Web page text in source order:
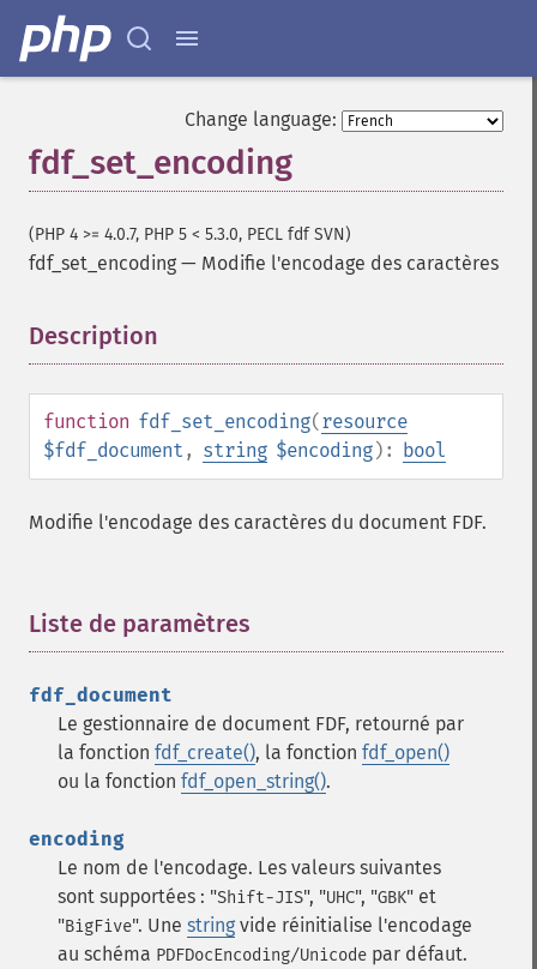
Change language:
fdf_set_encoding
(PHP 4 >= 4.0.7, PHP 5 < 5.3.0, PECL fdf SVN)
fdf_set_encoding — Modifie l'encodage des caractères
Description
function fdf_set_encoding(resource
$fdf_document , string $encoding): bool
Modifie l'encodage des caractères du document FDF.
Liste de paramètres
fdf_document
Le gestionnaire de document FDF, retourné par
la fonction fdf_create(), la fonction fdf_open()
ou la fonction fdf_open_string().
encoding
Le nom de l'encodage. Les valeurs suivantes
sont supportées : "Shift-JIS", "UHC", "GBK" et
"BigFive". Une string vide réinitialise l'encodage
au schéma PDFDocEncoding/Unicode par défaut.